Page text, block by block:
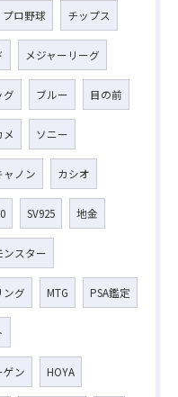
プロ野球 チップス
メジャーリーグ
グ ブルー 目の前
メ ソニー
ャノン カシオ
SV925 地金
ンスター
ング MTG PSA鑑定
ゲン HOYA